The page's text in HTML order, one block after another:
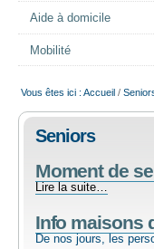
EMPLOI
AIDE ALIMENTAIRE
SENIORS
CULTURE ET
Aide à domicile
Mobilité
Vous êtes ici : Accueil /
Seniors
Moment de
Moment
sensibilisation
à
Lire la suite…
Info maisons
De nos jours, les